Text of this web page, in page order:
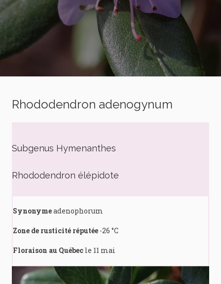
Rhododendron adenogynum
Subgenus Hymenanthes
Rhododendron élépidote
Synonymeadenophorum
Zone de rusticité réputée -26 °C
Floraison au Québec le 11 mai